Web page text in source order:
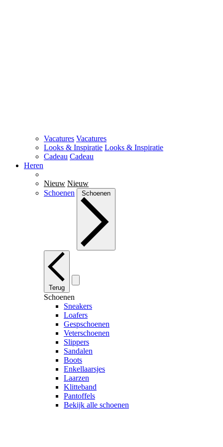
Vacatures Vacatures
Looks & Inspiratie Looks & Inspiratie
Cadeau Cadeau
Heren
Nieuw Nieuw
Schoenen
Schoenen
Terug
Schoenen
Sneakers
Loafers
Gespschoenen
Veterschoenen
Slippers
Sandalen
Boots
Enkellaarsjes
Laarzen
Klitteband
Pantoffels
Bekijk alle schoenen